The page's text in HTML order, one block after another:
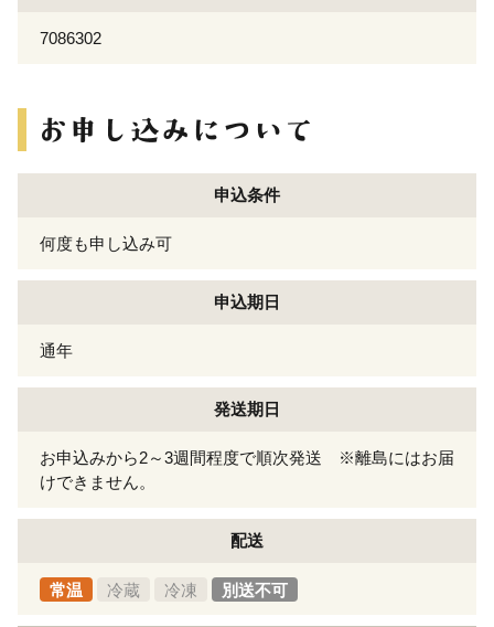
7086302
申込条件
何度も申し込み可
申込期日
通年
発送期日
お申込みから2～3週間程度で順次発送 ※離島にはお届
けできません。
配送
常温 冷蔵 冷凍 別送不可